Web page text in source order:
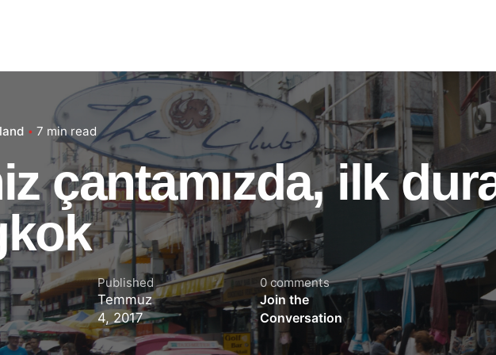
7 min read
çantamızda, ilk
Published
Temmuz
4, 2017
0 comments
Join the
Conversation